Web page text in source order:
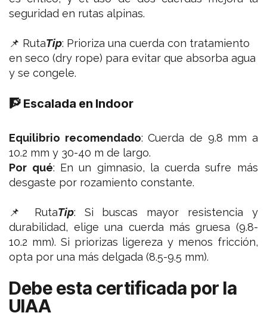
seguridad en rutas alpinas.
📌 RutaTip: Prioriza una cuerda con tratamiento
en seco (dry rope) para evitar que absorba agua
y se congele.
🧗 Escalada en Indoor
Equilibrio recomendado: Cuerda de 9.8 mm a
10.2 mm y 30-40 m de largo.
Por qué: En un gimnasio, la cuerda sufre más
desgaste por rozamiento constante.
📌 RutaTip:
Si buscas mayor resistencia y
durabilidad, elige una cuerda más gruesa (9.8-
10.2 mm). Si priorizas ligereza y menos fricción,
opta por una más delgada (8.5-9.5 mm).
Debe esta certificada por la
UIAA